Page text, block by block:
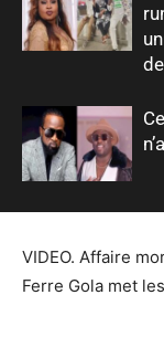
VIDEO. Affaire
Ferre Gola met